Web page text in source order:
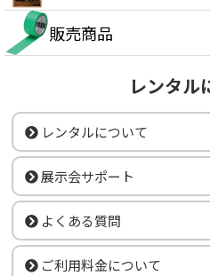
販売商品
レンタル
レンタルについて
展示会サポート
よくある質問
ご利用料金について